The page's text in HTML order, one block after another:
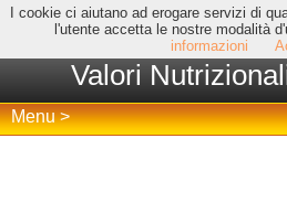
I cookie ci aiutano ad erogare servizi di
l'utente accetta le nostre modalità
informazioni
Valori
Menu >